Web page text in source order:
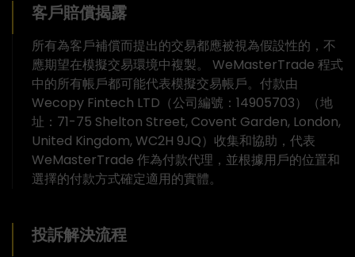
客戶賠償揭露
所有為客戶補償而提出的交易都應被視為假設性的，不
應期望在模擬交易環境中複製。 WeMasterTrade 程式
中的所有帳戶都可能代表模擬交易帳戶。付款由
Wecopy Fintech LTD（公司編號：14905703）（地
址：71-75 Shelton Street, Covent Garden, London,
United Kingdom, WC2H 9JQ）收集和協助，代表
WeMasterTrade 作為付款代理，並根據用戶的位置和
選擇的付款方式確定適用的實體。
投訴解決流程